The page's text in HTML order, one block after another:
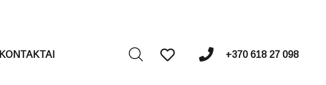
KONTAKTAI +370 618 27 098